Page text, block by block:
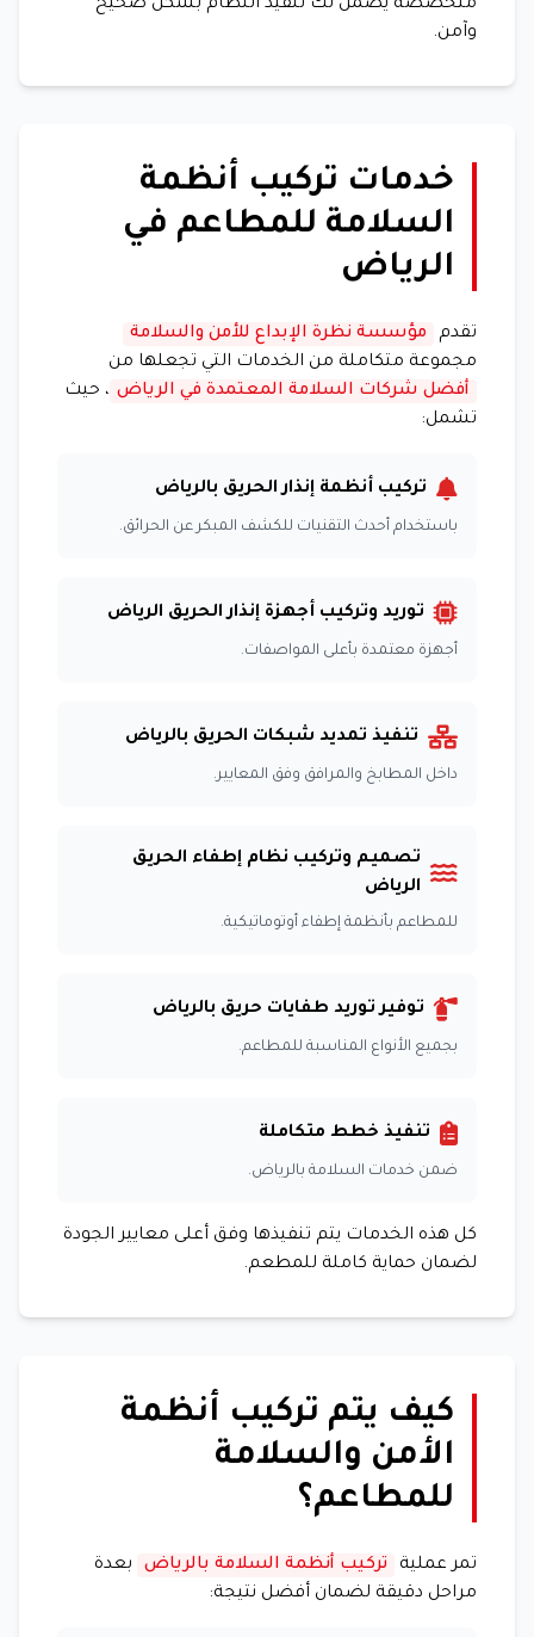
متخصصة يضمن لك تنفيذ النظام بشكل صحيح
وآمن.
خدمات تركيب أنظمة
السلامة للمطاعم في
الرياض
تقدم
مؤسسة نظرة الإبداع للأمن والسلامة
مجموعة متكاملة من الخدمات التي تجعلها من
أفضل شركات السلامة المعتمدة في الرياض ، حيث
تشمل:
تركيب أنظمة إنذار الحريق بالرياض
باستخدام أحدث التقنيات للكشف المبكر عن الحرائق.
توريد وتركيب أجهزة إنذار الحريق الرياض
أجهزة معتمدة بأعلى المواصفات.
تنفيذ تمديد شبكات الحريق بالرياض
داخل المطابخ والمرافق وفق المعايير.
تصميم وتركيب نظام إطفاء الحريق
الرياض
للمطاعم بأنظمة إطفاء أوتوماتيكية.
توفير توريد طفايات حريق بالرياض
بجميع الأنواع المناسبة للمطاعم.
تنفيذ خطط متكاملة
ضمن خدمات السلامة بالرياض.
كل هذه الخدمات يتم تنفيذها وفق أعلى معايير الجودة
لضمان حماية كاملة للمطعم.
كيف يتم تركيب أنظمة
الأمن والسلامة
للمطاعم؟
تمر عملية تركيب أنظمة السلامة بالرياض
بعدة
مراحل دقيقة لضمان أفضل نتيجة: